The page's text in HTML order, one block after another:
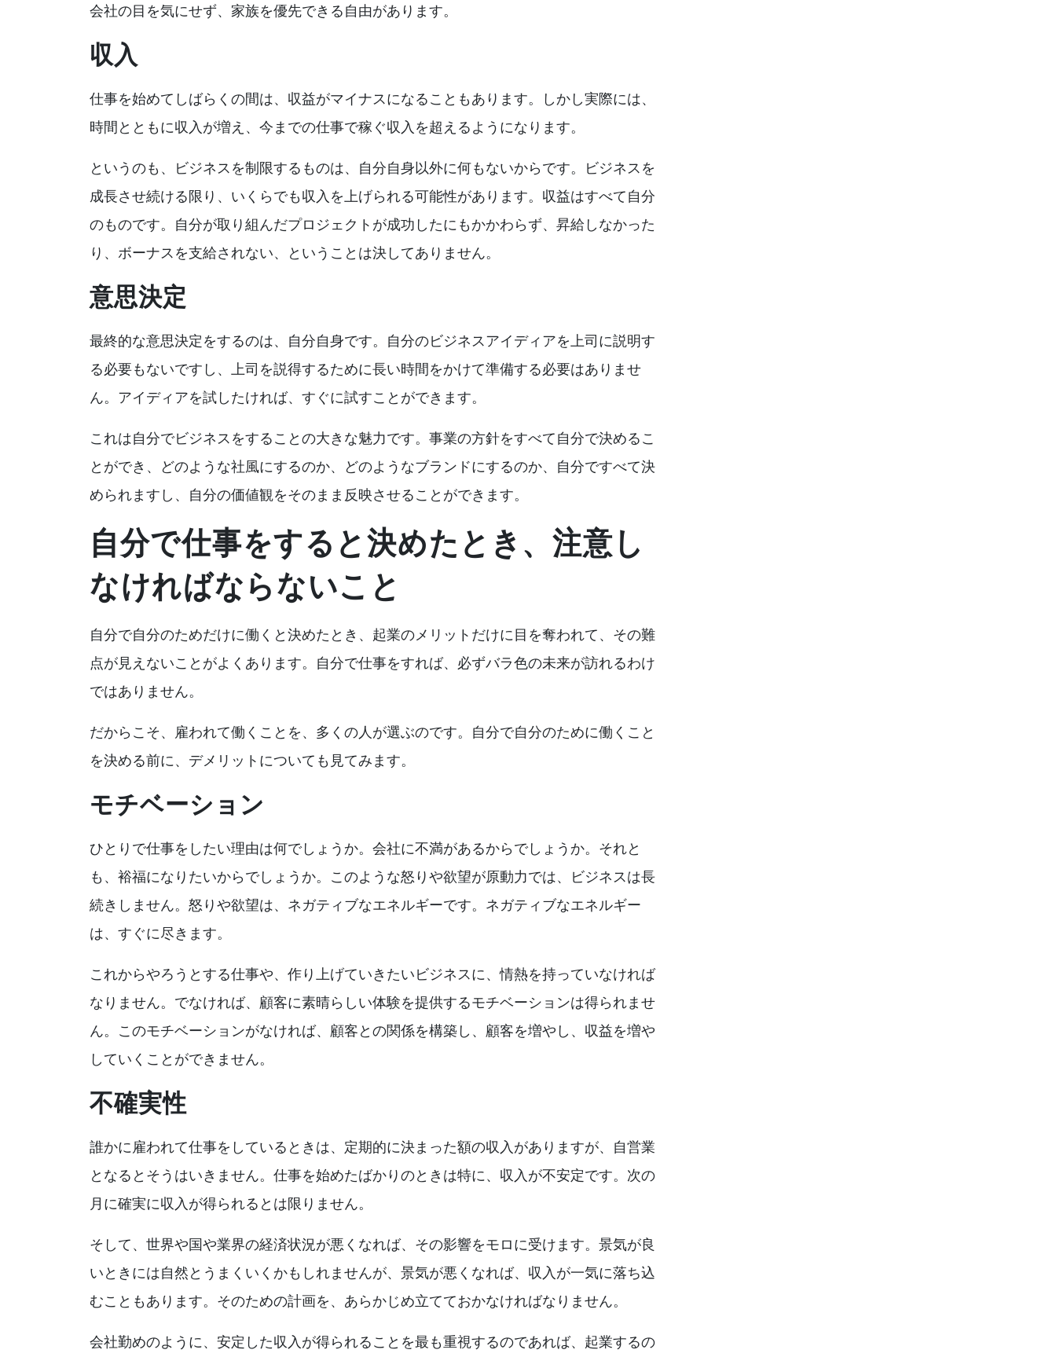
会社の目を気にせず、家族を優先できる自由があります。
収入
仕事を始めてしばらくの間は、収益がマイナスになることもあります。しかし実際には、
時間とともに収入が増え、今までの仕事で稼ぐ収入を超えるようになります。
というのも、ビジネスを制限するものは、自分自身以外に何もないからです。ビジネスを
成長させ続ける限り、いくらでも収入を上げられる可能性があります。収益はすべて自分
のものです。自分が取り組んだプロジェクトが成功したにもかかわらず、昇給しなかった
り、ボーナスを支給されない、ということは決してありません。
意思決定
最終的な意思決定をするのは、自分自身です。自分のビジネスアイディアを上司に説明す
る必要もないですし、上司を説得するために長い時間をかけて準備する必要はありませ
ん。アイディアを試したければ、すぐに試すことができます。
これは自分でビジネスをすることの大きな魅力です。事業の方針をすべて自分で決めるこ
とができ、どのような社風にするのか、どのようなブランドにするのか、自分ですべて決
められますし、自分の価値観をそのまま反映させることができます。
自分で仕事をすると決めたとき、注意し
なければならないこと
自分で自分のためだけに働くと決めたとき、起業のメリットだけに目を奪われて、その難
点が見えないことがよくあります。自分で仕事をすれば、必ずバラ色の未来が訪れるわけ
ではありません。
だからこそ、雇われて働くことを、多くの人が選ぶのです。自分で自分のために働くこと
を決める前に、デメリットについても見てみます。
モチベーション
ひとりで仕事をしたい理由は何でしょうか。会社に不満があるからでしょうか。それと
も、裕福になりたいからでしょうか。このような怒りや欲望が原動力では、ビジネスは長
続きしません。怒りや欲望は、ネガティブなエネルギーです。ネガティブなエネルギー
は、すぐに尽きます。
これからやろうとする仕事や、作り上げていきたいビジネスに、情熱を持っていなければ
なりません。でなければ、顧客に素晴らしい体験を提供するモチベーションは得られませ
ん。このモチベーションがなければ、顧客との関係を構築し、顧客を増やし、収益を増や
していくことができません。
不確実性
誰かに雇われて仕事をしているときは、定期的に決まった額の収入がありますが、自営業
となるとそうはいきません。仕事を始めたばかりのときは特に、収入が不安定です。次の
月に確実に収入が得られるとは限りません。
そして、世界や国や業界の経済状況が悪くなれば、その影響をモロに受けます。景気が良
いときには自然とうまくいくかもしれませんが、景気が悪くなれば、収入が一気に落ち込
むこともあります。そのための計画を、あらかじめ立てておかなければなりません。
会社勤めのように、安定した収入が得られることを最も重視するのであれば、起業するの